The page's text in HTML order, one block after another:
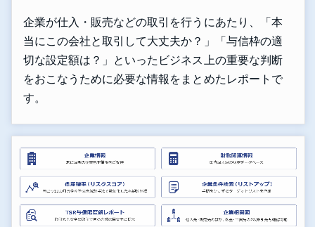
企業が仕入・販売などの取引を行うにあたり、「本
当にこの会社と取引して大丈夫か？」「与信枠の適
切な設定額は？」といったビジネス上の重要な判断
をおこなうために必要な情報をまとめたレポートで
す。